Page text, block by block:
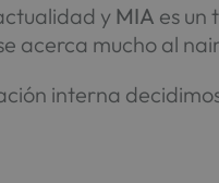
y MIA es un
acerca mucho al
interna